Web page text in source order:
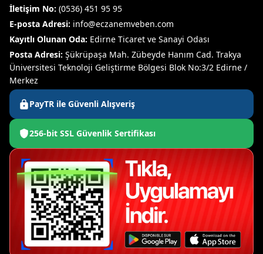
İletişim No: (0536) 451 95 95
E-posta Adresi: info@eczanemveben.com
Kayıtlı Olunan Oda: Edirne Ticaret ve Sanayi Odası
Posta Adresi: Şükrüpaşa Mah. Zübeyde Hanım Cad. Trakya
Üniversitesi Teknoloji Geliştirme Bölgesi Blok No:3/2 Edirne /
Merkez
PayTR ile Güvenli Alışveriş
256-bit SSL Güvenlik Sertifikası